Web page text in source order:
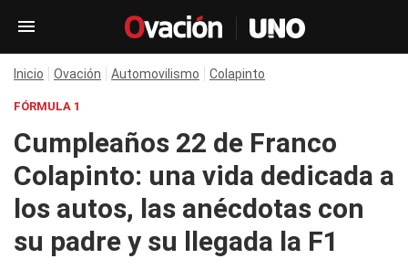
Inicio Ovación Automovilismo Colapinto
FÓRMULA 1
Cumpleaños 22 de Franco
Colapinto: una vida dedicada a
los autos, las anécdotas con
su padre y su llegada la F1